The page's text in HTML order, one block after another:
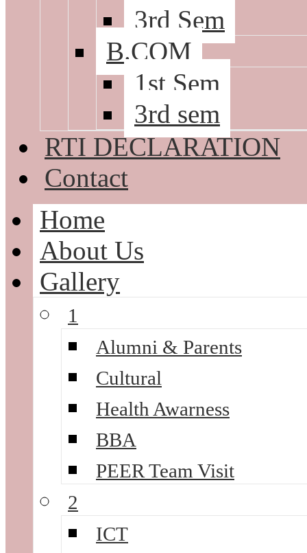
3rd Sem
B.COM
1st Sem
3rd sem
RTI DECLARATION
Contact
Home
About Us
Gallery
1
Alumni & Parents
Cultural
Health Awarness
BBA
PEER Team Visit
2
ICT